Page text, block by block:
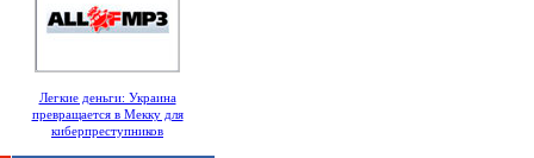
Легкие деньги: Украина
превращается в Мекку для
киберпреступников